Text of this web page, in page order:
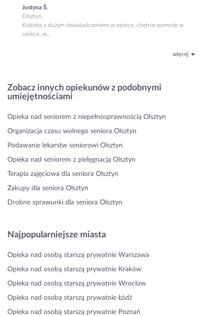
Justyna Ś.
Olsztyn
Kobieta z dużym doświadczeniem w opiece, chętnie pomoże w
opiece, w...
więcej
Zobacz innych opiekunów z podobnymi
umiejętnościami
Opieka nad seniorem z niepełnosprawnością Olsztyn
Organizacja czasu wolnego seniora Olsztyn
Podawanie lekarstw seniorowi Olsztyn
Opieka nad seniorem z pielęgnacją Olsztyn
Terapia zajęciowa dla seniora Olsztyn
Zakupy dla seniora Olsztyn
Drobne sprawunki dla seniora Olsztyn
Najpopularniejsze miasta
Opieka nad osobą starszą prywatnie Warszawa
Opieka nad osobą starszą prywatnie Kraków
Opieka nad osobą starszą prywatnie Wrocław
Opieka nad osobą starszą prywatnie Łódź
Opieka nad osobą starszą prywatnie Poznań